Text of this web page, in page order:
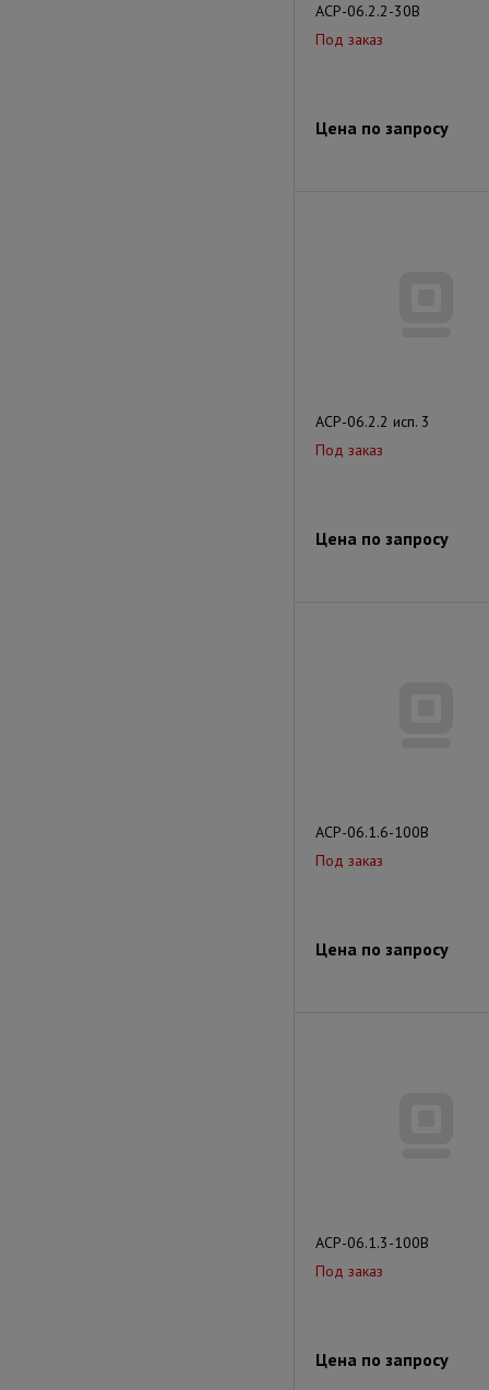
АСР-06.2.2-30В
Под заказ
Цена по запросу
АСР-06.2.2 исп. 3
Под заказ
Цена по запросу
АСР-06.1.6-100В
Под заказ
Цена по запросу
АСР-06.1.3-100В
Под заказ
Цена по запросу